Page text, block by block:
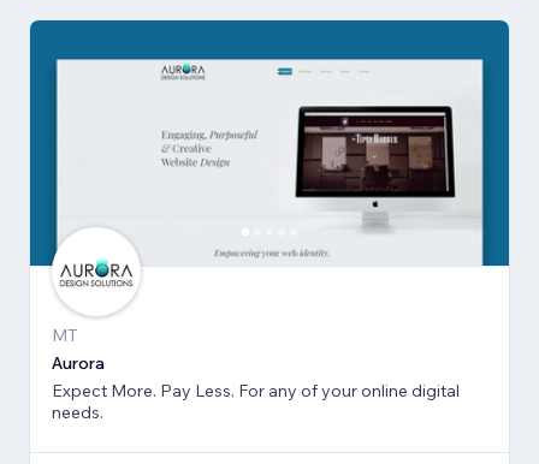
MT
Aurora
Expect More. Pay Less. For any of your online digital
needs.